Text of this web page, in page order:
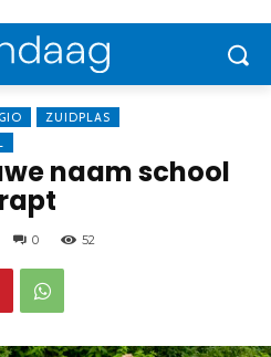
ZUIDPLAS
naam school
0 52